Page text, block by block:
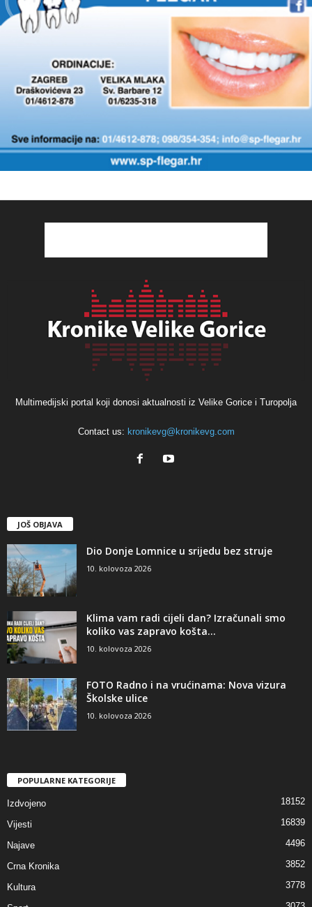
Multimedijski portal koji donosi aktualnosti iz Velike Gorice i Turopolja
Contact us: kronikevg@kronikevg.com
JOŠ OBJAVA
Dio Donje Lomnice u srijedu bez struje
10. kolovoza 2026
Klima vam radi cijeli dan? Izračunali smo
koliko vas zapravo košta...
10. kolovoza 2026
FOTO Radno i na vrućinama: Nova vizura
Školske ulice
10. kolovoza 2026
POPULARNE KATEGORIJE
Izdvojeno 18152
Vijesti 16839
Najave 4496
Crna Kronika 3852
Kultura 3778